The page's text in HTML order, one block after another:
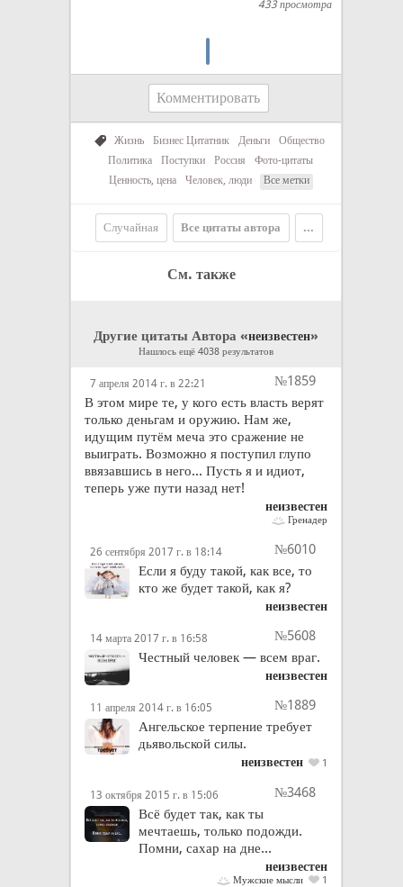
433 просмотра
Комментировать
Жизнь Бизнес Цитатник Деньги
Общество
Политика
Поступки Россия
Фото-цитаты
Ценность, цена
Человек, люди Все метки
Случайная Все цитаты автора ...
См. также
Другие цитаты Автора «неизвестен»
Нашлось ещё 4038 результатов
7 апреля 2014 г. в 22:21
№1859
В этом мире те, у кого есть власть верят
только деньгам и оружию. Нам же,
идущим путём меча это сражение не
выиграть. Возможно я поступил глупо
ввязавшись в него... Пусть я и идиот,
теперь уже пути назад нет!
неизвестен
Гренадер
26 сентября 2017 г. в 18:14
№6010
Если я буду такой, как все, то
кто же будет такой, как я?
неизвестен
14 марта 2017 г. в 16:58
№5608
Честный человек — всем враг.
неизвестен
11 апреля 2014 г. в 16:05
№1889
Ангельское терпение требует
дьявольской силы.
неизвестен 1
13 октября 2015 г. в 15:06
№3468
Всё будет так, как ты
мечтаешь, только подожди.
Помни, сахар на дне...
неизвестен
Мужские мысли 1